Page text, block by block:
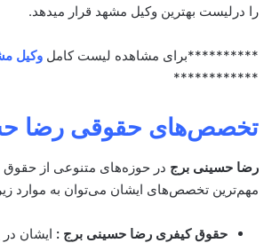
را درلیست بهترین وکیل مشهد قرار میدهد.
**********برای مشاهده لیست کامل وکیل
************
تخصص‌های حقوقی رضا
رضا حسینی برج در حوزه‌های متنوعی از حقوق
مهم‌ترین تخصص‌های ایشان می‌توان به موارد
حقوق کیفری رضا حسینی برج : ایشان